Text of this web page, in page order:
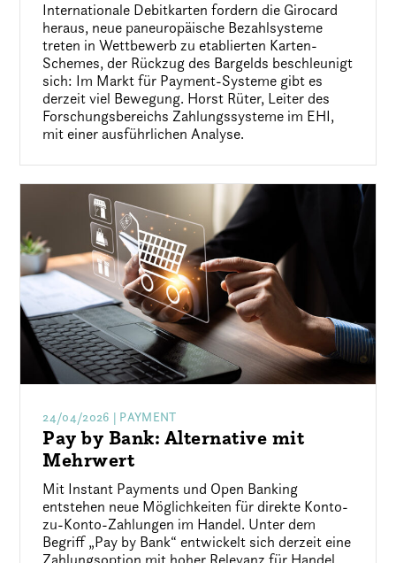
Internationale Debitkarten fordern die Girocard
heraus, neue paneuropäische Bezahlsysteme
treten in Wettbewerb zu etablierten Karten-
Schemes, der Rückzug des Bargelds beschleunigt
sich: Im Markt für Payment-Systeme gibt es
derzeit viel Bewegung. Horst Rüter, Leiter des
Forschungsbereichs Zahlungssysteme im EHI,
mit einer ausführlichen Analyse.
24/04/2026 | PAYMENT
Pay by Bank: Alternative mit
Mehrwert
Mit Instant Payments und Open Banking
entstehen neue Möglichkeiten für direkte Konto-
zu-Konto-Zahlungen im Handel. Unter dem
Begriff „Pay by Bank“ entwickelt sich derzeit eine
Zahlungsoption mit hoher Relevanz für Handel